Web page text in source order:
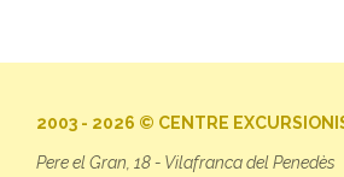
2003 - 2026 © CENTRE
Pere el Gran, 18 - Vilafranca del Penedès